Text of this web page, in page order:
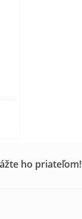
ho priateľom!